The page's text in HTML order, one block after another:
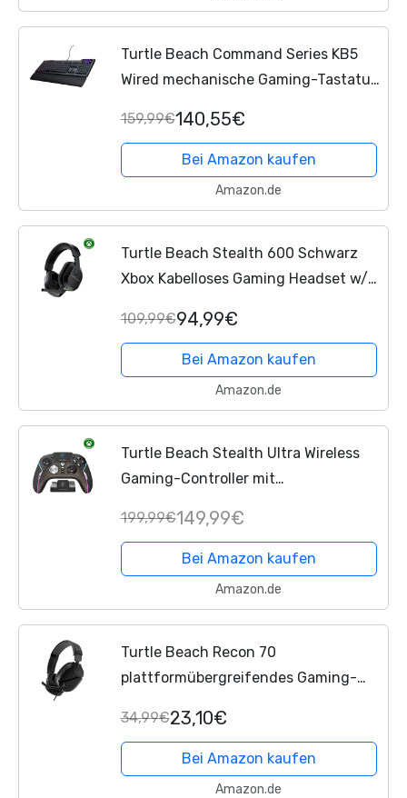
Turtle Beach Command Series KB5
Wired mechanische Gaming-Tastatur
Titan-Schaltern, echter 8K-
Abrufrate, RGB-Beleuchtung,...
159,99€140,55€
Bei Amazon kaufen
Amazon.de
Turtle Beach Stealth 600 Schwarz
Xbox Kabelloses Gaming Headset w/
und Bluetooth für Xbox Series X|S,
Xbox One, PC
109,99€94,99€
Bei Amazon kaufen
Amazon.de
Turtle Beach Stealth Ultra Wireless
Gaming-Controller mit
Stop und Befehlsanzeige für Xbox
Series X,S,Xbox Oneund PC,...
199,99€149,99€
Bei Amazon kaufen
Amazon.de
Turtle Beach Recon 70
plattformübergreifendes Gaming-
Xbox Series X|S,
Mobilgeräte
34,99€23,10€
Bei Amazon kaufen
Amazon.de